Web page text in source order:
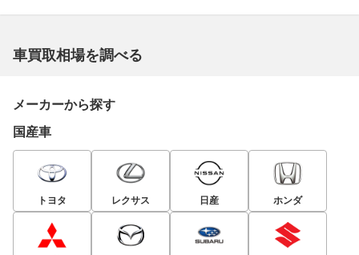
車買取相場を調べる
メーカーから探す
国産車
トヨタ レクサス 日産 ホンダ